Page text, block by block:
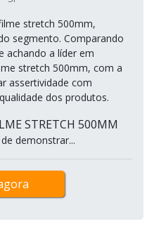
stretch 500mm,
segmento. Comparando
achando a líder em
stretch 500mm, com a
assertividade com
dos produtos.
STRETCH 500MM
demonstrar...